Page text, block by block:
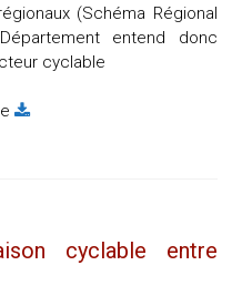
(Schéma Régional
entend donc
cyclable
cyclable entre